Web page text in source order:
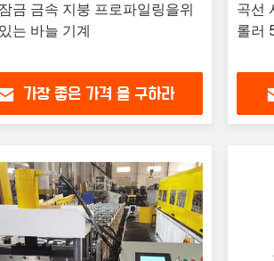
금 금속 지붕 프로파일링을위
는 바늘 기계
가장 좋은 가격 을 구하라
곡선
롤러